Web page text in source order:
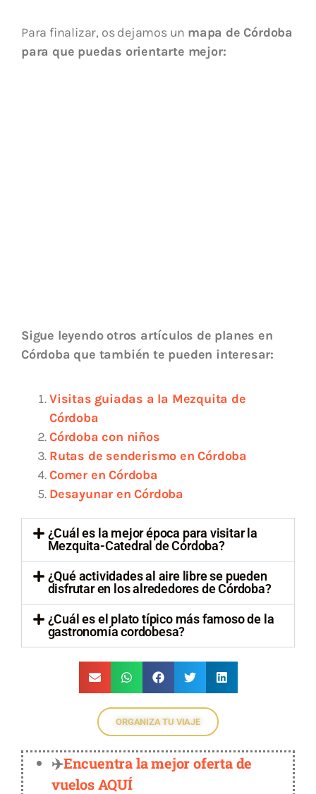
Para finalizar, os dejamos un mapa de Córdoba
para que puedas orientarte mejor:
Sigue leyendo otros artículos de planes en
Córdoba que también te pueden interesar:
Visitas guiadas a la Mezquita de
Córdoba
Córdoba con niños
Rutas de senderismo en Córdoba
Comer en Córdoba
Desayunar en Córdoba
¿Cuál es la mejor época para visitar la
Mezquita-Catedral de Córdoba?
¿Qué actividades al aire libre se pueden
disfrutar en los alrededores de Córdoba?
¿Cuál es el plato típico más famoso de la
gastronomía cordobesa?
ORGANIZA TU VIAJE
✈️Encuentra la mejor oferta de
vuelos AQUÍ